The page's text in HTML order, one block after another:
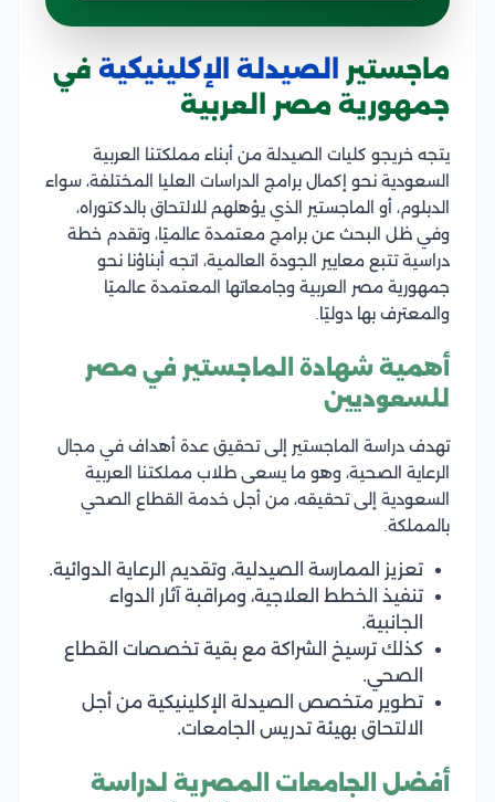
ماجستير الصيدلة الإكلينيكية في
جمهورية مصر العربية
يتجه خريجو كليات الصيدلة من أبناء مملكتنا العربية
السعودية نحو إكمال برامج الدراسات العليا المختلفة، سواء
الدبلوم، أو الماجستير الذي يؤهلهم للالتحاق بالدكتوراه،
وفي ظل البحث عن برامج معتمدة عالميًا، وتقدم خطة
دراسية تتبع معايير الجودة العالمية، اتجه أبناؤنا نحو
جمهورية مصر العربية وجامعاتها المعتمدة عالميًا
والمعترف بها دوليًا.
أهمية شهادة الماجستير في مصر
للسعوديين
تهدف دراسة الماجستير إلى تحقيق عدة أهداف في مجال
الرعاية الصحية، وهو ما يسعى طلاب مملكتنا العربية
السعودية إلى تحقيقه، من أجل خدمة القطاع الصحي
بالمملكة.
تعزيز الممارسة الصيدلية، وتقديم الرعاية الدوائية.
تنفيذ الخطط العلاجية، ومراقبة آثار الدواء
الجانبية.
كذلك ترسيخ الشراكة مع بقية تخصصات القطاع
الصحي.
تطوير متخصص الصيدلة الإكلينيكية من أجل
الالتحاق بهيئة تدريس الجامعات.
أفضل الجامعات المصرية لدراسة